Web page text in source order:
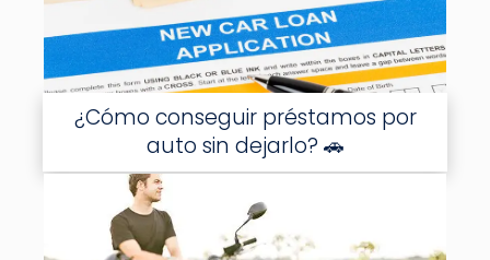
¿Cómo conseguir préstamos por
auto sin dejarlo? 🚗